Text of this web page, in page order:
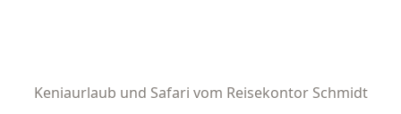
Keniaurlaub und Safari vom Reisekontor Schmidt